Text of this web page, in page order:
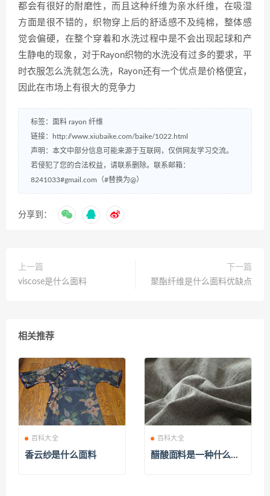
都会有很好的耐磨性，而且这种纤维为亲水纤维，在吸湿
方面是很不错的，织物穿上后的舒适感不及纯棉，整体感
觉会偏硬，在整个穿着和水洗过程中是不会出现起球和产
生静电的现象，对于Rayon织物的水洗没有过多的要求，平
时衣服怎么洗就怎么洗，Rayon还有一个优点是价格便宜，
因此在市场上有很大的竞争力
标签： 面料 rayon 纤维
链接：
http://www.xiubaike.com/baike/1022.html
声明：本文中部分信息可能来源于互联网，仅供网友学习交流。
若侵犯了您的合法权益，请联系删除。联系邮箱：
8241033#gmail.com（#替换为@）
分享到：
上一篇
viscose是什么面料
下一篇
聚酯纤维是什么面料优缺点
相关推荐
百科大全
香云纱是什么面料
百科大全
醋酸面料是一种什么面